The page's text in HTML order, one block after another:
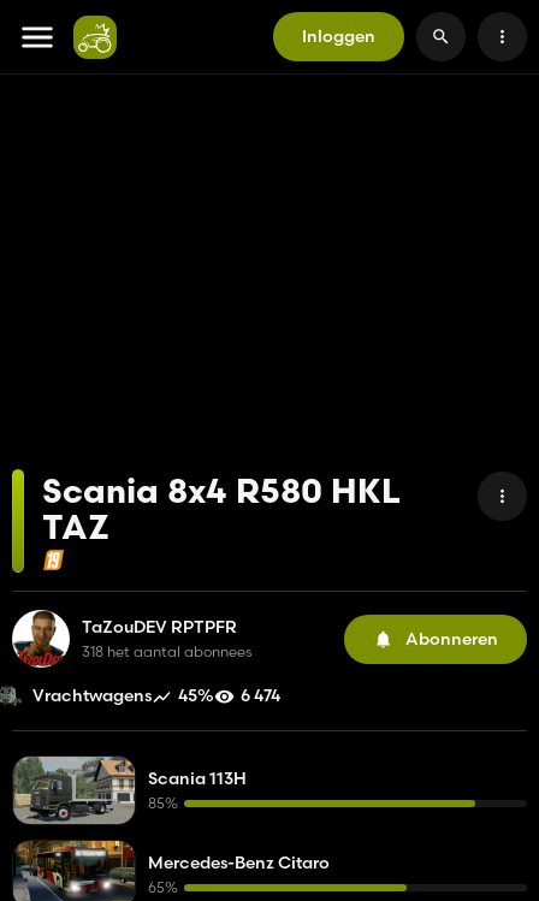
Inloggen
Scania 8x4 R580 HKL
TAZ
TaZouDEV RPTPFR
318 het aantal abonnees
Abonneren
Vrachtwagens 45% 6 474
Scania 113H
85%
Mercedes-Benz Citaro
65%